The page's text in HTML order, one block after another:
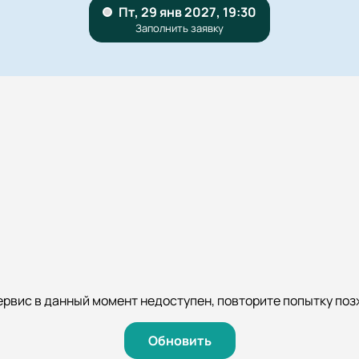
в данный момент недоступен, повторите попытку
Обновить